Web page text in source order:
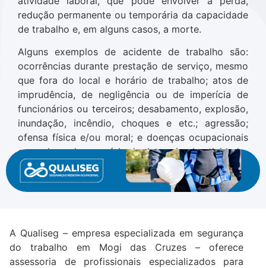
redução permanente ou temporária da capacidade
de trabalho e, em alguns casos, a morte.
Alguns exemplos de acidente de trabalho são:
ocorrências durante prestação de serviço, mesmo
que fora do local e horário de trabalho; atos de
imprudência, de negligência ou de imperícia de
funcionários ou terceiros; desabamento, explosão,
inundação, incêndio, choques e etc.; agressão;
ofensa física e/ou moral; e doenças ocupacionais
causadas pelo exercício de determinada atividade.
A Qualiseg – empresa especializada em segurança
do trabalho em Mogi das Cruzes – oferece
assessoria de profissionais especializados para